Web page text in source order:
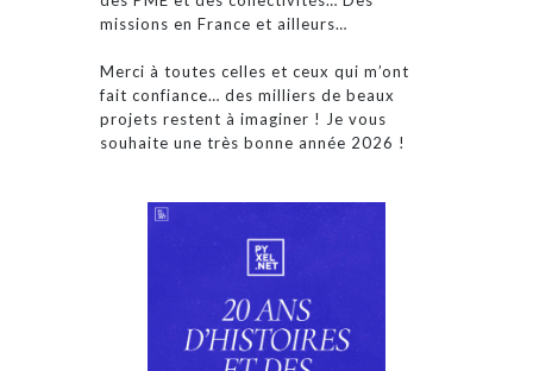
missions en France et ailleurs…
Merci à toutes celles et ceux qui m’ont
fait confiance… des milliers de beaux
projets restent à imaginer ! Je vous
souhaite une très bonne année 2026 !